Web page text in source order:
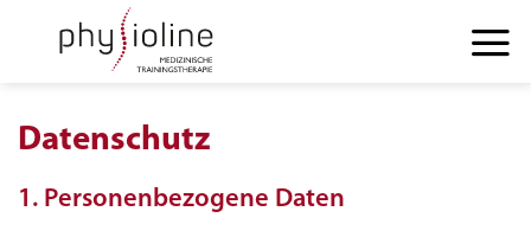
Datenschutz
1. Personenbezogene Daten